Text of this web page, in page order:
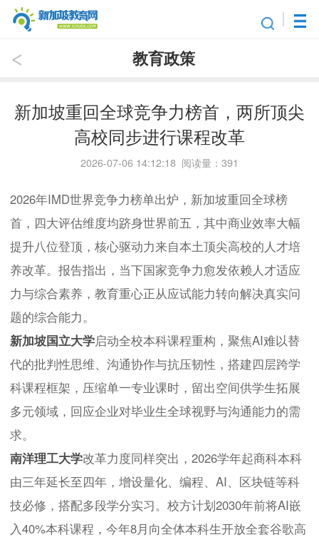
教育政策
新加坡重回全球竞争力榜首，两所顶尖
高校同步进行课程改革
2026-07-06 14:12:18 阅读量：391
2026年IMD世界竞争力榜单出炉，新加坡重回全球榜
首，四大评估维度均跻身世界前五，其中商业效率大幅
提升八位登顶，核心驱动力来自本土顶尖高校的人才培
养改革。报告指出，当下国家竞争力愈发依赖人才适应
力与综合素养，教育重心正从应试能力转向解决真实问
题的综合能力。
新加坡国立大学启动全校本科课程重构，聚焦AI难以替
代的批判性思维、沟通协作与抗压韧性，搭建四层跨学
科课程框架，压缩单一专业课时，留出空间供学生拓展
多元领域，回应企业对毕业生全球视野与沟通能力的需
求。
南洋理工大学改革力度同样突出，2026学年起商科本科
由三年延长至四年，增设量化、编程、AI、区块链等科
技必修，搭配多段学分实习。校方计划2030年前将AI嵌
入40%本科课程，今年8月向全体本科生开放全套谷歌高